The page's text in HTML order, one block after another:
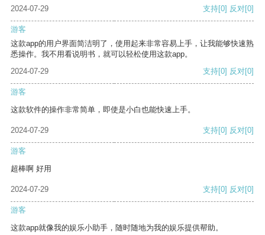
2024-07-29 支持[0] 反对[0]
游客
这款app的用户界面简洁明了，使用起来非常容易上手，让我能够快速熟
悉操作。我不用看说明书，就可以轻松使用这款app。
2024-07-29
支持[0] 反对[0]
游客
这款软件的操作非常简单，即使是小白也能快速上手。
2024-07-29 支持[0] 反对[0]
游客
超棒啊 好用
2024-07-29 支持[0] 反对[0]
游客
这款app就像我的娱乐小助手，随时随地为我的娱乐提供帮助。